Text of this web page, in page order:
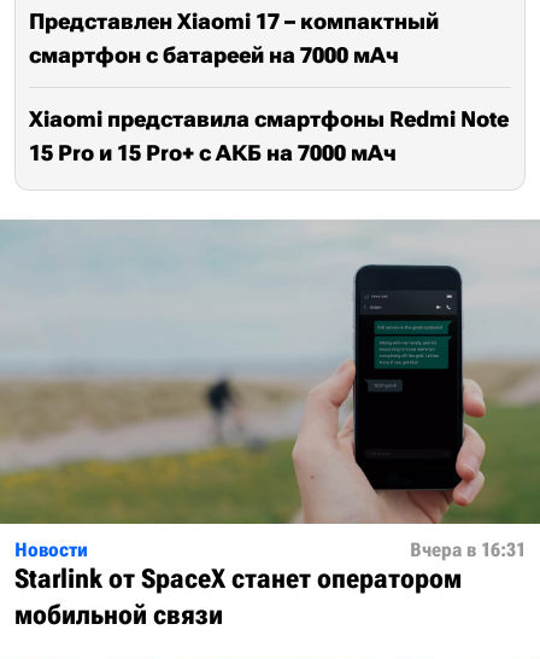
Представлен Xiaomi 17 – компактный
смартфон с батареей на 7000 мАч
Xiaomi представила смартфоны Redmi Note
15 Pro и 15 Pro+ с АКБ на 7000 мАч
Новости Вчера в 16:31
Starlink от SpaceX станет оператором
мобильной связи